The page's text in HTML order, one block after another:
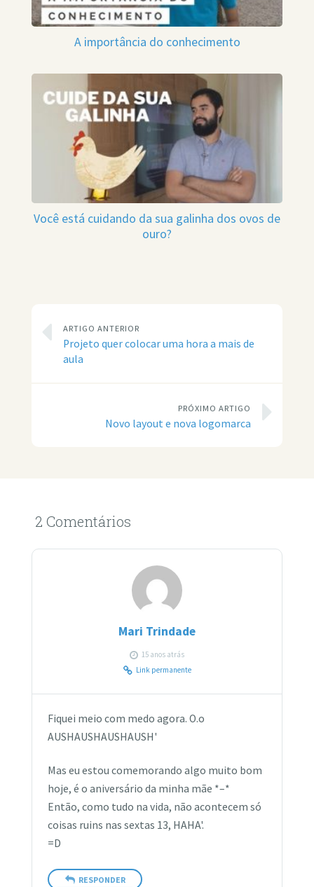
A importância do conhecimento
Você está cuidando da sua galinha dos ovos de
ouro?
ARTIGO ANTERIOR
Projeto quer colocar uma hora a mais de
aula
PRÓXIMO ARTIGO
Novo layout e nova logomarca
2 Comentários
Mari Trindade
15 anos atrás
Link permanente
Fiquei meio com medo agora. O.o
AUSHAUSHAUSHAUSH'
Mas eu estou comemorando algo muito bom
hoje, é o aniversário da minha mãe *–*
Então, como tudo na vida, não acontecem só
coisas ruins nas sextas 13, HAHA'.
=D
RESPONDER